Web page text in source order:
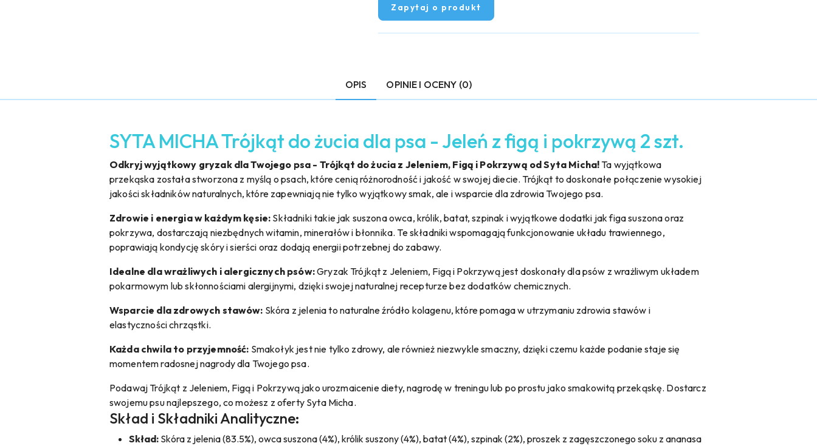
Zapytaj o produkt
OPIS OPINIE I OCENY (0)
SYTA MICHA Trójkąt do żucia dla psa - Jeleń z figą i pokrzywą 2 szt.
Odkryj wyjątkowy gryzak dla Twojego psa - Trójkąt do żucia z Jeleniem, Figą i Pokrzywą od Syta Micha! Ta wyjątkowa
przekąska została stworzona z myślą o psach, które cenią różnorodność i jakość w swojej diecie. Trójkąt to doskonałe połączenie wysokiej
jakości składników naturalnych, które zapewniają nie tylko wyjątkowy smak, ale i wsparcie dla zdrowia Twojego psa.
Zdrowie i energia w każdym kęsie: Składniki takie jak suszona owca, królik, batat, szpinak i wyjątkowe dodatki jak figa suszona oraz
pokrzywa, dostarczają niezbędnych witamin, minerałów i błonnika. Te składniki wspomagają funkcjonowanie układu trawiennego,
poprawiają kondycję skóry i sierści oraz dodają energii potrzebnej do zabawy.
Idealne dla wrażliwych i alergicznych psów:Gryzak Trójkąt z Jeleniem, Figą i Pokrzywą jest doskonały dla psów z wrażliwym układem
pokarmowym lub skłonnościami alergijnymi, dzięki swojej naturalnej recepturze bez dodatków chemicznych.
Wsparcie dla zdrowych stawów: Skóra z jelenia to naturalne źródło kolagenu, które pomaga w utrzymaniu zdrowia stawów i
elastyczności chrząstki.
Każda chwila to przyjemność: Smakołyk jest nie tylko zdrowy, ale również niezwykle smaczny, dzięki czemu każde podanie staje się
momentem radosnej nagrody dla Twojego psa.
Podawaj Trójkąt z Jeleniem, Figą i Pokrzywą jako urozmaicenie diety, nagrodę w treningu lub po prostu jako smakowitą przekąskę. Dostarcz
swojemu psu najlepszego, co możesz z oferty Syta Micha.
Skład i Składniki Analityczne:
Skład: Skóra z jelenia (83.5%), owca suszona (4%), królik suszony (4%), batat (4%), szpinak (2%), proszek z zagęszczonego soku z ananasa